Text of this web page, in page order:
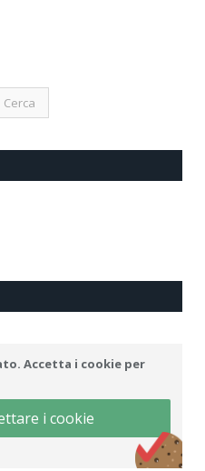
Accetta i cookie per
i cookie